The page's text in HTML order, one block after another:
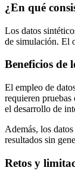
¿En qué
Los datos
de simulación. El
Beneficios de
El empleo de
requieren
el desarrollo de
Además, los
resultados sin
Retos y